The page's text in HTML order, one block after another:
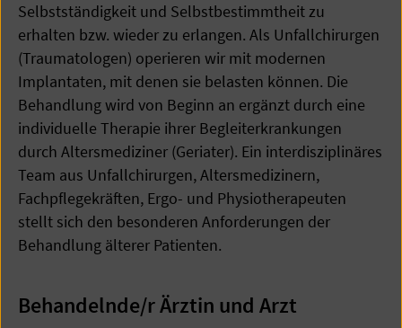
Selbstständigkeit und Selbstbestimmtheit zu
erhalten bzw. wieder zu erlangen. Als Unfallchirurgen
(Traumatologen) operieren wir mit modernen
Implantaten, mit denen sie belasten können. Die
Behandlung wird von Beginn an ergänzt durch eine
individuelle Therapie ihrer Begleiterkrankungen
durch Altersmediziner (Geriater). Ein interdisziplinäres
Team aus Unfallchirurgen, Altersmedizinern,
Fachpflegekräften, Ergo- und Physiotherapeuten
stellt sich den besonderen Anforderungen der
Behandlung älterer Patienten.
Behandelnde/r Ärztin und Arzt